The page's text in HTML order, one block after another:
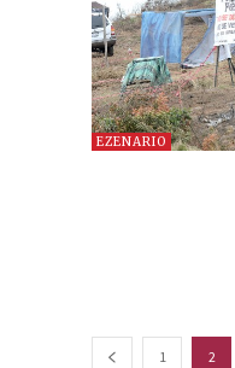
EZENARIO
1 2